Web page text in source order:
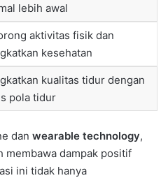
lebih awal
aktivitas fisik dan
kesehatan
kualitas tidur dengan
pola tidur
dan wearable technology,
membawa dampak positif
ini tidak hanya